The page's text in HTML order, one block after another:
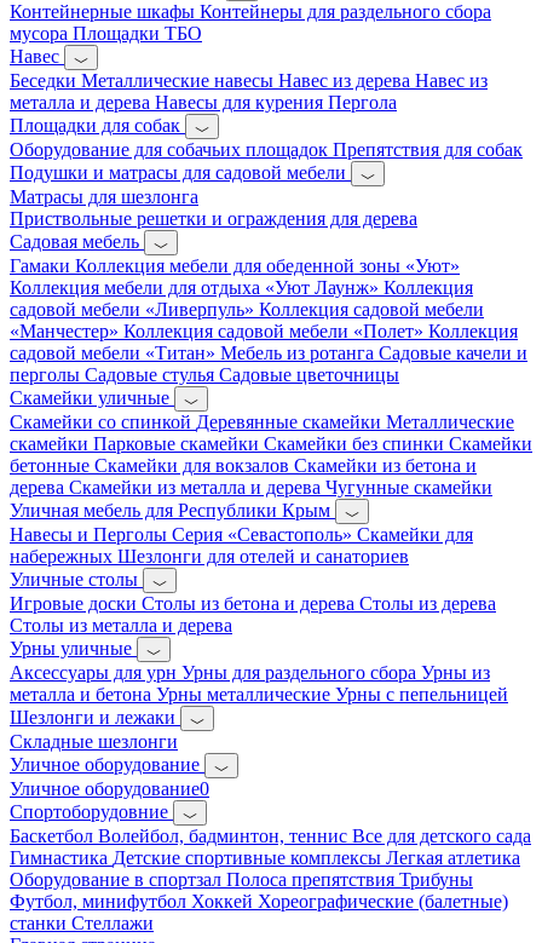
Контейнерные шкафы Контейнеры для раздельного сбора
мусора Площадки ТБО
Навес
Беседки Металлические навесы Навес из дерева Навес из
металла и дерева Навесы для курения Пергола
Площадки для собак
Оборудование для собачьих площадок Препятствия для собак
Подушки и матрасы для садовой мебели
Матрасы для шезлонга
Приствольные решетки и ограждения для дерева
Садовая мебель
Гамаки Коллекция мебели для обеденной зоны «Уют»
Коллекция мебели для отдыха «Уют Лаунж» Коллекция
садовой мебели «Ливерпуль» Коллекция садовой мебели
«Манчестер» Коллекция садовой мебели «Полет» Коллекция
садовой мебели «Титан» Мебель из ротанга Садовые качели и
перголы Садовые стулья Садовые цветочницы
Скамейки уличные
Скамейки со спинкой Деревянные скамейки Металлические
скамейки Парковые скамейки Скамейки без спинки Скамейки
бетонные Скамейки для вокзалов Скамейки из бетона и
дерева Скамейки из металла и дерева Чугунные скамейки
Уличная мебель для Республики Крым
Навесы и Перголы Серия «Севастополь» Скамейки для
набережных Шезлонги для отелей и санаториев
Уличные столы
Игровые доски Столы из бетона и дерева Столы из дерева
Столы из металла и дерева
Урны уличные
Аксессуары для урн Урны для раздельного сбора Урны из
металла и бетона Урны металлические Урны с пепельницей
Шезлонги и лежаки
Складные шезлонги
Уличное оборудование
Уличное оборудование0
Спортоборудовние
Баскетбол Волейбол, бадминтон, теннис Все для детского сада
Гимнастика Детские спортивные комплексы Легкая атлетика
Оборудование в спортзал Полоса препятствия Трибуны
Футбол, минифутбол Хоккей Хореографические (балетные)
станки Стеллажи